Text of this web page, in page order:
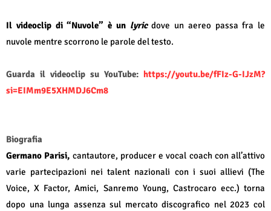
Il videoclip di“Nuvole” è un lyric dove un aereo passa fra le
nuvole mentre scorrono le parole del testo.
Guarda il videoclip su YouTube:
https://youtu.be/fFIz-G-IJzM?
si=EIMm9E5XHMDJ6Cm8
Biografia
Germano Parisi, cantautore, producer e vocal coach con all’attivo
varie partecipazioni nei talent nazionali con i suoi allievi (The
Voice, X Factor, Amici, Sanremo Young, Castrocaro ecc.) torna
dopo una lunga assenza sul mercato discografico nel 2023 col